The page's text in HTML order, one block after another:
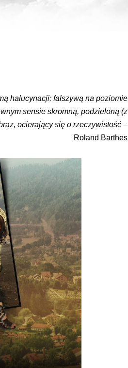
halucynacji: fałszywą na poziomie
sensie skromną, podzieloną (z
ocierający się o rzeczywistość –
Roland Barthes